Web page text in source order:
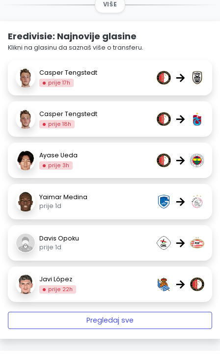
VIŠE
Eredivisie: Najnovije glasine
Klikni na glasinu da saznaš više o transferu.
Casper Tengstedt
prije 17h →
Casper Tengstedt
prije 18h →
Ayase Ueda
prije 3h →
Yaimar Medina
prije 1d
→
Davis Opoku
prije 1d
→
Javi López
prije 22h →
Pregledaj sve